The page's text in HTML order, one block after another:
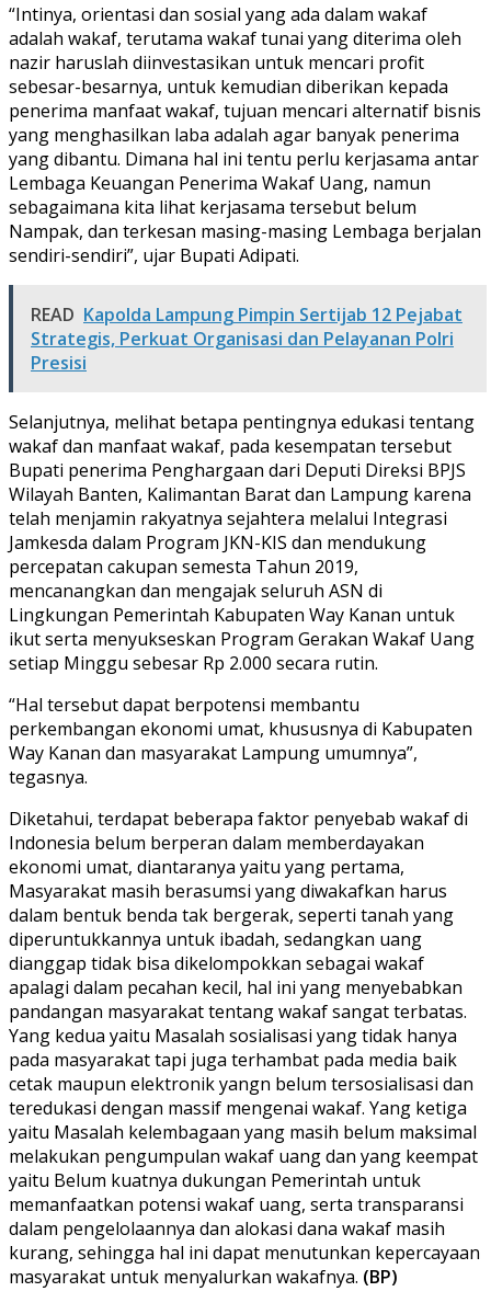
“Intinya, orientasi dan sosial yang ada dalam wakaf
adalah wakaf, terutama wakaf tunai yang diterima oleh
nazir haruslah diinvestasikan untuk mencari profit
sebesar-besarnya, untuk kemudian diberikan kepada
penerima manfaat wakaf, tujuan mencari alternatif bisnis
yang menghasilkan laba adalah agar banyak penerima
yang dibantu. Dimana hal ini tentu perlu kerjasama antar
Lembaga Keuangan Penerima Wakaf Uang, namun
sebagaimana kita lihat kerjasama tersebut belum
Nampak, dan terkesan masing-masing Lembaga berjalan
sendiri-sendiri”, ujar Bupati Adipati.
READ Kapolda Lampung Pimpin Sertijab 12 Pejabat
Strategis, Perkuat Organisasi dan Pelayanan Polri
Presisi
Selanjutnya, melihat betapa pentingnya edukasi tentang
wakaf dan manfaat wakaf, pada kesempatan tersebut
Bupati penerima Penghargaan dari Deputi Direksi BPJS
Wilayah Banten, Kalimantan Barat dan Lampung karena
telah menjamin rakyatnya sejahtera melalui Integrasi
Jamkesda dalam Program JKN-KIS dan mendukung
percepatan cakupan semesta Tahun 2019,
mencanangkan dan mengajak seluruh ASN di
Lingkungan Pemerintah Kabupaten Way Kanan untuk
ikut serta menyukseskan Program Gerakan Wakaf Uang
setiap Minggu sebesar Rp 2.000 secara rutin.
“Hal tersebut dapat berpotensi membantu
perkembangan ekonomi umat, khususnya di Kabupaten
Way Kanan dan masyarakat Lampung umumnya”,
tegasnya.
Diketahui, terdapat beberapa faktor penyebab wakaf di
Indonesia belum berperan dalam memberdayakan
ekonomi umat, diantaranya yaitu yang pertama,
Masyarakat masih berasumsi yang diwakafkan harus
dalam bentuk benda tak bergerak, seperti tanah yang
diperuntukkannya untuk ibadah, sedangkan uang
dianggap tidak bisa dikelompokkan sebagai wakaf
apalagi dalam pecahan kecil, hal ini yang menyebabkan
pandangan masyarakat tentang wakaf sangat terbatas.
Yang kedua yaitu Masalah sosialisasi yang tidak hanya
pada masyarakat tapi juga terhambat pada media baik
cetak maupun elektronik yangn belum tersosialisasi dan
teredukasi dengan massif mengenai wakaf. Yang ketiga
yaitu Masalah kelembagaan yang masih belum maksimal
melakukan pengumpulan wakaf uang dan yang keempat
yaitu Belum kuatnya dukungan Pemerintah untuk
memanfaatkan potensi wakaf uang, serta transparansi
dalam pengelolaannya dan alokasi dana wakaf masih
kurang, sehingga hal ini dapat menutunkan kepercayaan
masyarakat untuk menyalurkan wakafnya. (BP)